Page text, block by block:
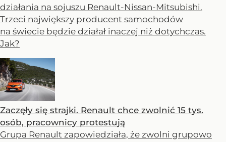
działania na sojuszu Renault-Nissan-Mitsubishi.
Trzeci największy producent samochodów
na świecie będzie działał inaczej niż dotychczas.
Jak?
Zaczęły się strajki. Renault chce zwolnić 15 tys.
osób, pracownicy protestują
Grupa Renault zapowiedziała, że zwolni grupowo